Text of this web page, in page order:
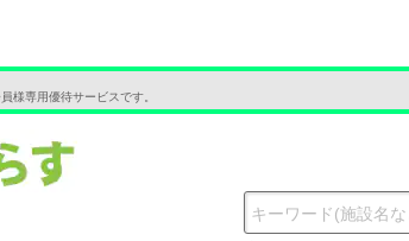
様専用優待サービスです。